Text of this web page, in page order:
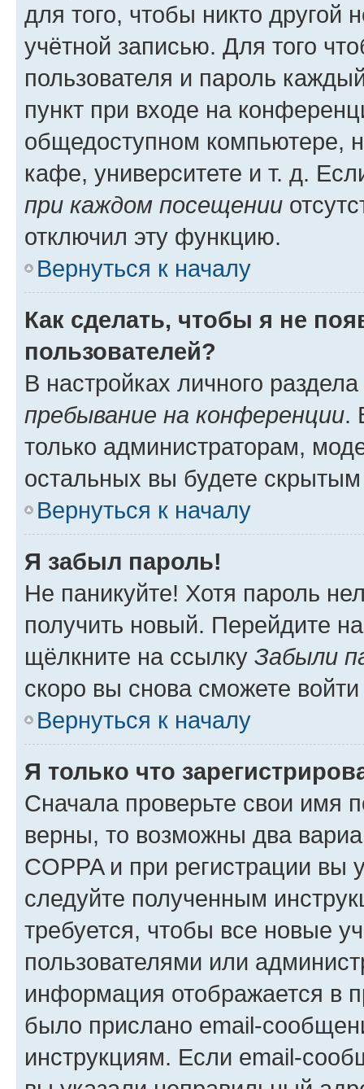
для того, чтобы никто другой
учётной записью. Для того
пользователя и пароль
пункт при входе на
общедоступном компьютере,
кафе, университете и т. д.
при каждом посещении
отключил эту функцию.
Вернуться к началу
Как сделать, чтобы я не
пользователей?
В настройках личного
пребывание на конференции.
только администраторам,
остальных вы будете
Вернуться к началу
Я забыл пароль!
Не паникуйте! Хотя пароль
получить новый. Перейдите
щёлкните на ссылку Забыли
скоро вы снова сможете
Вернуться к началу
Я только что
Сначала проверьте свои имя
верны, то возможны два
COPPA и при регистрации вы
следуйте полученным
требуется, чтобы все новые
пользователями или
информация отображается в
было прислано email-
инструкциям. Если email-